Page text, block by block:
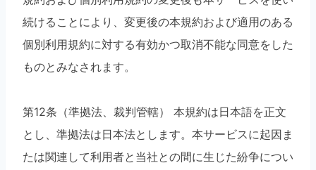
続けることにより、変更後の本規約および適用のある
個別利用規約に対する有効かつ取消不能な同意をした
ものとみなされます。
第12条（準拠法、裁判管轄） 本規約は日本語を正文
とし、準拠法は日本法とします。本サービスに起因ま
たは関連して利用者と当社との間に生じた紛争につい